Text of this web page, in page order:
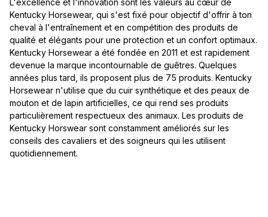
Kentucky Horsewear, qui s'est fixé pour objectif d'offrir à ton
cheval à l'entraînement et en compétition des produits de
qualité et élégants pour une protection et un confort optimaux.
Kentucky Horsewear a été fondée en 2011 et est rapidement
devenue la marque incontournable de guêtres. Quelques
années plus tard, ils proposent plus de 75 produits. Kentucky
Horsewear n'utilise que du cuir synthétique et des peaux de
mouton et de lapin artificielles, ce qui rend ses produits
particulièrement respectueux des animaux. Les produits de
Kentucky Horswear sont constamment améliorés sur les
conseils des cavaliers et des soigneurs qui les utilisent
quotidiennement.